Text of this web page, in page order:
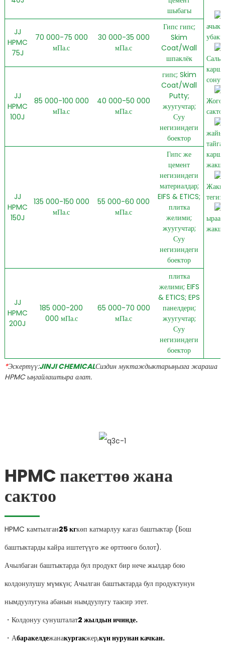
ачык
сонун
шыбагы
JJ
HPMC
75J
70 000-75 000
мПа.с
30 000-35 000
мПа.с
Гипс гипс;
Skim
Coat/Wall
шпаклёк
JJ
HPMC
100J
85 000-100 000
мПа.с
40 000-50 000
мПа.с
гипс; Skim
Coat/Wall
Putty;
жуугучтар;
Суу
негизиндеги
боектор
JJ
HPMC
150J
135 000-150 000
мПа.с
55 000-60 000
мПа.с
Гипс же
цемент
негизиндеги
материалдар;
EIFS & ETICS;
плитка
желими;
жуугучтар;
Суу
негизиндеги
боектор
JJ
HPMC
200J
185 000-200
000 мПа.с
65 000-70 000
мПа.с
плитка
желими; EIFS
& ETICS; EPS
панелдери;
жуугучтар;
Суу
негизиндеги
боектор
*Эскертүү:JINJI CHEMICALСиздин муктаждыктарыңызга жараша
HPMC ыңгайлаштыра алат.
HPMC пакеттөө жана
сактоо
HPMC камтылган25 кгкөп катмарлуу кагаз баштыктар (Бош
баштыктарды кайра иштетүүгө же өрттөөгө болот).
Ачылбаган баштыктарда бул продукт бир нече жылдар бою
колдонулушу мүмкүн; Ачылган баштыктарда бул продуктунун
нымдуулугуна абанын нымдуулугу таасир этет.
・Колдонуу сунушталат2 жылдын ичинде.
・Абаракелдежанакургакжер,күн нурунан качкан.